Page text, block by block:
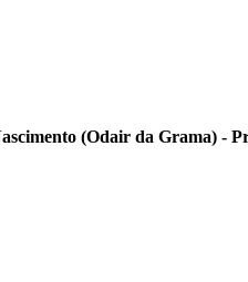
(Odair da Grama) -